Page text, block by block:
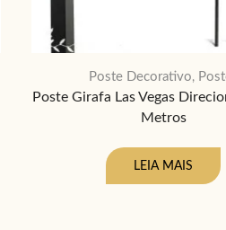
Poste Decorativo,
Poste Girafa Las Vegas
Metros
LEIA MAIS